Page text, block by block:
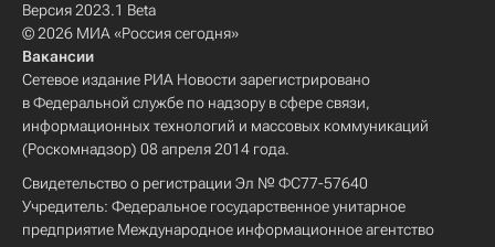
Версия 2023.1 Beta
© 2026 МИА «Россия сегодня»
Вакансии
Сетевое издание РИА Новости зарегистрировано
в Федеральной службе по надзору в сфере связи,
информационных технологий и массовых коммуникаций
(Роскомнадзор) 08 апреля 2014 года.
Свидетельство о регистрации Эл № ФС77-57640
Учредитель: Федеральное государственное унитарное
предприятие Международное информационное агентство